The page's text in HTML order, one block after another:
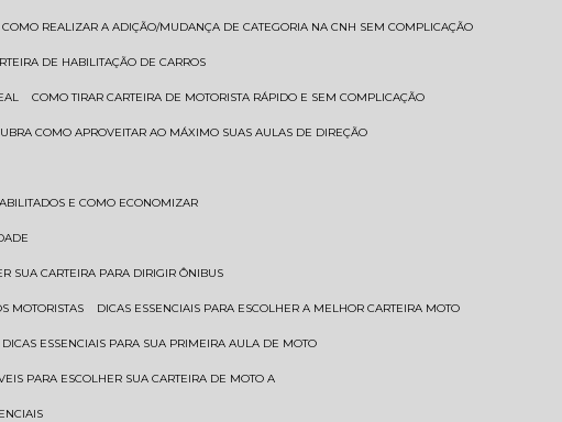
COMO REALIZAR A ADIÇÃO/MUDANÇA DE CATEGORIA NA CNH SEM COMPLICAÇÃO
DE HABILITAÇÃO DE CARROS
COMO TIRAR CARTEIRA DE MOTORISTA RÁPIDO E SEM COMPLICAÇÃO
COMO APROVEITAR AO MÁXIMO SUAS AULAS DE DIREÇÃO
E COMO ECONOMIZAR
SUA CARTEIRA PARA DIRIGIR ÔNIBUS
MOTORISTAS DICAS ESSENCIAIS PARA ESCOLHER A MELHOR CARTEIRA MOTO
DICAS ESSENCIAIS PARA SUA PRIMEIRA AULA DE MOTO
PARA ESCOLHER SUA CARTEIRA DE MOTO A